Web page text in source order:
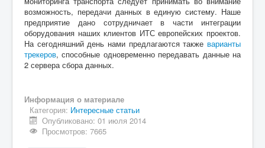
возможность, передачи данных в единую систему. Наше
предприятие дано сотрудничает в части интеграции
оборудования наших клиентов ИТС европейских проектов.
На сегодняшний день нами предлагаются также варианты
трекеров, способные одновременно передавать данные на
2 сервера сбора данных.
Информация о материале
Категория: Интересные статьи
Опубликовано: 01 июля 2014
Просмотров: 7665